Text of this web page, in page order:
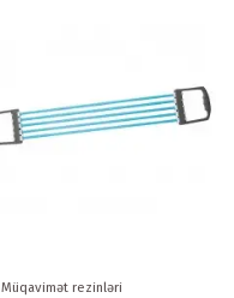
Müqavimət rezinləri